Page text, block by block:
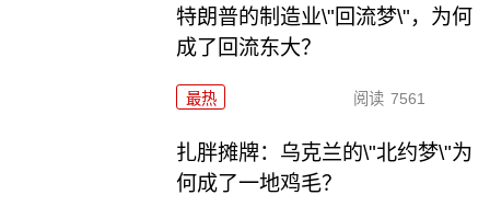
特朗普的制造业\"回流梦\"，为何
成了回流东大？
最热 阅读 7561
扎胖摊牌：乌克兰的\"北约梦\"为
何成了一地鸡毛？